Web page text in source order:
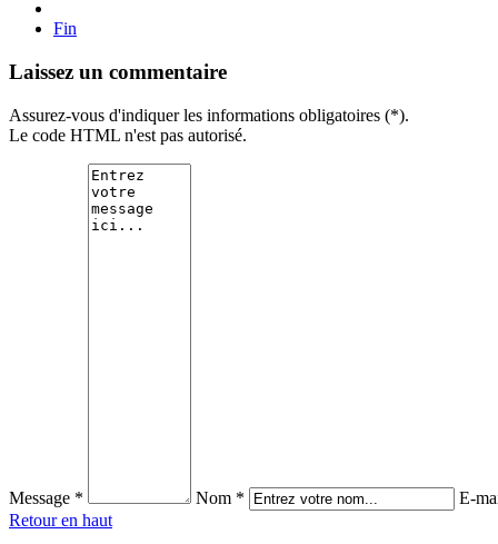
Fin
Laissez un commentaire
Assurez-vous d'indiquer les informations obligatoires (*).
Le code HTML n'est pas autorisé.
Message * Nom *
E-
Retour en haut